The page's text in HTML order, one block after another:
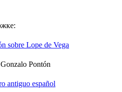
sobre Lope de Vega
Pontón
antiguo español